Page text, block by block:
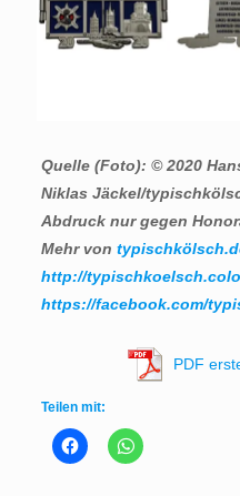
Quelle (Foto): © 2020
Niklas Jäckel/
Abdruck nur gegen
Mehr von
http://
https://facebook.com/
PDF
Teilen mit: